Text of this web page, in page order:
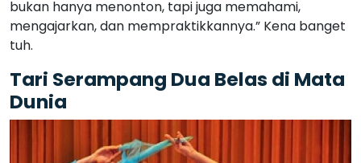
bukan hanya menonton, tapi juga memahami,
mengajarkan, dan mempraktikkannya.” Kena banget
tuh.
Tari Serampang Dua Belas di Mata
Dunia